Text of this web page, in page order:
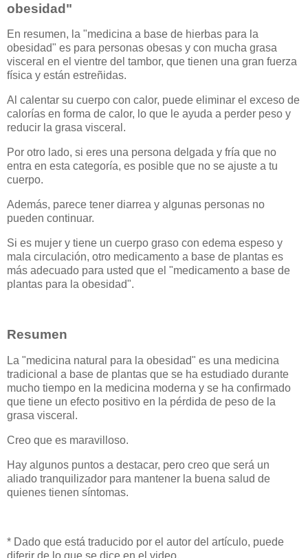
obesidad"
En resumen, la "medicina a base de hierbas para la
obesidad" es para personas obesas y con mucha grasa
visceral en el vientre del tambor, que tienen una gran fuerza
física y están estreñidas.
Al calentar su cuerpo con calor, puede eliminar el exceso de
calorías en forma de calor, lo que le ayuda a perder peso y
reducir la grasa visceral.
Por otro lado, si eres una persona delgada y fría que no
entra en esta categoría, es posible que no se ajuste a tu
cuerpo.
Además, parece tener diarrea y algunas personas no
pueden continuar.
Si es mujer y tiene un cuerpo graso con edema espeso y
mala circulación, otro medicamento a base de plantas es
más adecuado para usted que el "medicamento a base de
plantas para la obesidad".
Resumen
La "medicina natural para la obesidad" es una medicina
tradicional a base de plantas que se ha estudiado durante
mucho tiempo en la medicina moderna y se ha confirmado
que tiene un efecto positivo en la pérdida de peso de la
grasa visceral.
Creo que es maravilloso.
Hay algunos puntos a destacar, pero creo que será un
aliado tranquilizador para mantener la buena salud de
quienes tienen síntomas.
* Dado que está traducido por el autor del artículo, puede
diferir de lo que se dice en el video.